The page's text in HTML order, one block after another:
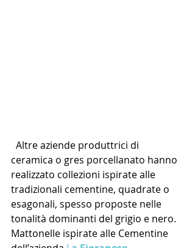
ceramica o gres porcellanato hanno
realizzato collezioni ispirate alle
tradizionali cementine, quadrate o
esagonali, spesso proposte nelle
tonalità dominanti del grigio e nero.
Mattonelle ispirate alle Cementine